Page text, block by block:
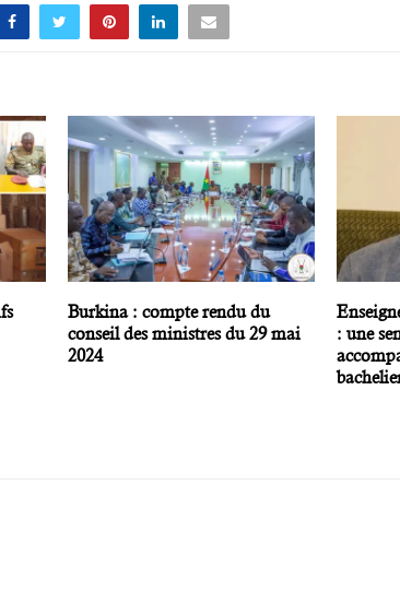
Burkina : compte rendu du
conseil des ministres du 29 mai
2024
: une